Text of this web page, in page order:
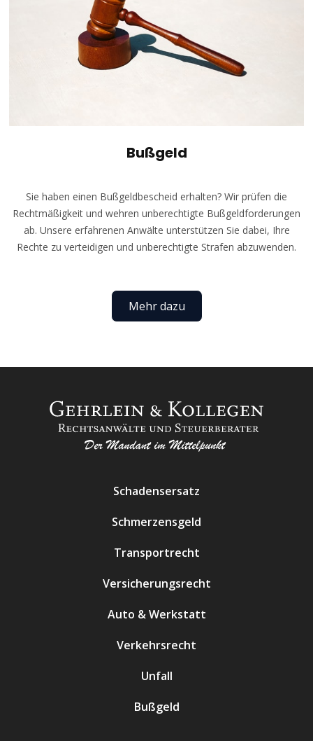
Bußgeld
Sie haben einen Bußgeldbescheid erhalten? Wir prüfen die
Rechtmäßigkeit und wehren unberechtigte Bußgeldforderungen
ab. Unsere erfahrenen Anwälte unterstützen Sie dabei, Ihre
Rechte zu verteidigen und unberechtigte Strafen abzuwenden.
Mehr dazu
Schadensersatz
Schmerzensgeld
Transportrecht
Versicherungsrecht
Auto & Werkstatt
Verkehrsrecht
Unfall
Bußgeld